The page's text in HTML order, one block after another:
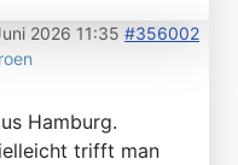
2026 11:35 #356002
Hamburg.
trifft man